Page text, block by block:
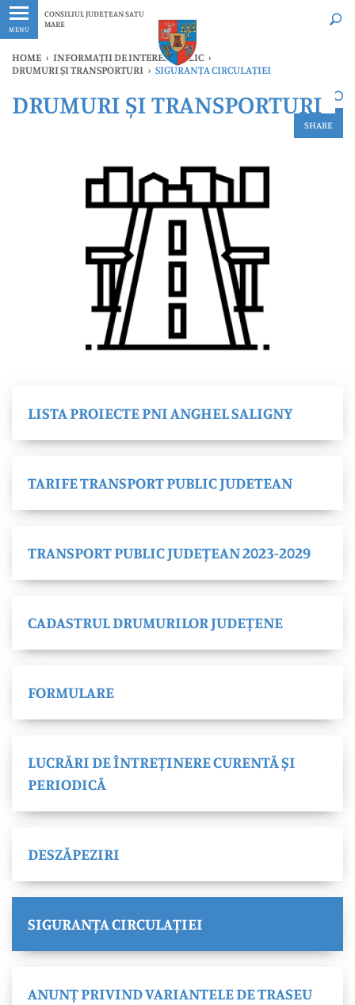
MENU
CONSILIUL JUDEȚEAN SATU
MARE
Ultimele
HOME › INFORMAȚII DE INTERES PUBLIC ›
DRUMURI ȘI TRANSPORTURI › SIGURANȚA CIRCULAȚIEI
Ultimele Oricând ×
DRUMURI ȘI TRANSPORTURI
SHARE
LISTA PROIECTE PNI ANGHEL SALIGNY
TARIFE TRANSPORT PUBLIC JUDETEAN
TRANSPORT PUBLIC JUDEȚEAN 2023-2029
CADASTRUL DRUMURILOR JUDEȚENE
FORMULARE
LUCRĂRI DE ÎNTREȚINERE CURENTĂ ȘI
PERIODICĂ
DESZĂPEZIRI
SIGURANȚA CIRCULAȚIEI
ANUNȚ PRIVIND VARIANTELE DE TRASEU